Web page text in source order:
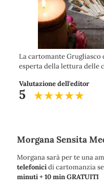
La cartomante Grugliasco
esperta della lettura delle
Valutazione dell'editor
5
Morgana Sensita
Morgana sarà per te una
telefonicidi cartomanzia
minuti + 10 min GRATUITI